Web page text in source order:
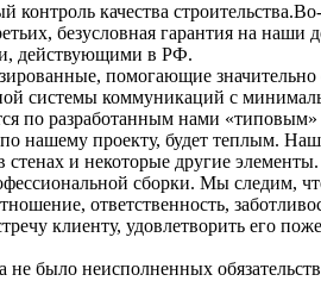
контроль качества
безусловная гарантия на наши
, действующими в РФ.
помогающие значительно
системы коммуникаций с
по разработанным нами
нашему проекту, будет теплым.
и некоторые другие
сборки. Мы следим,
ответственность,
клиенту, удовлетворить его
не было неисполненных